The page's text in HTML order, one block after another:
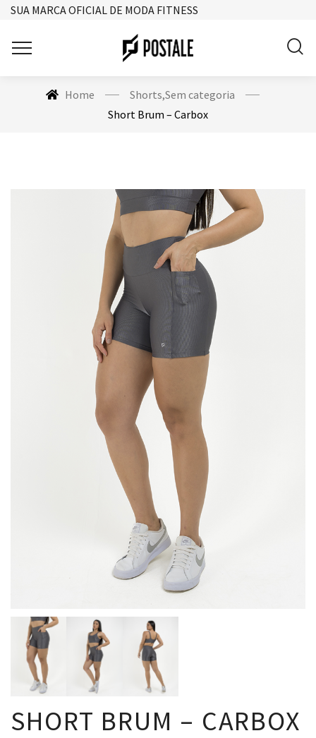
SUA MARCA OFICIAL DE MODA FITNESS
Home Shorts,Sem categoria
Short Brum – Carbox
SHORT BRUM – CARBOX